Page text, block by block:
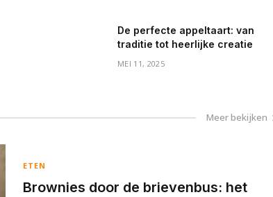
De perfecte appeltaart: van
traditie tot heerlijke creatie
MEI 11, 2025
Meer bekijken
ETEN
Brownies door de brievenbus: het